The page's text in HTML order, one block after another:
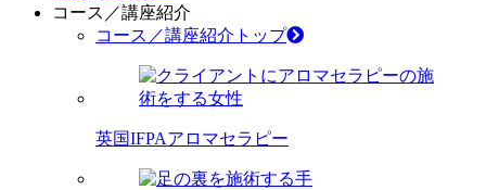
コース／講座紹介
コース／講座紹介トップ
英国IFPAアロマセラピー